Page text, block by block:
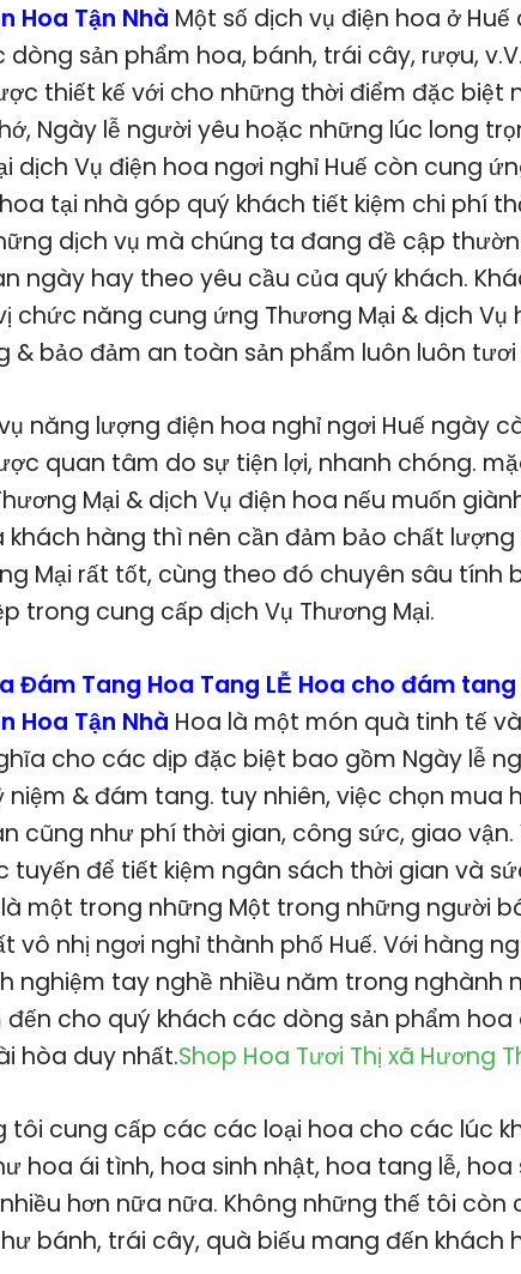
Hoa Tận Nhà Một số dịch vụ điện hoa ở
sản phẩm hoa, bánh, trái cây, rượu,
thiết kế với cho những thời điểm đặc biệt
Ngày lễ người yêu hoặc những lúc long
dịch Vụ điện hoa ngơi nghỉ Huế còn cung
tại nhà góp quý khách tiết kiệm chi phí
dịch vụ mà chúng ta đang đề cập
ngày hay theo yêu cầu của quý khách.
chức năng cung ứng Thương Mại & dịch
& bảo đảm an toàn sản phẩm luôn luôn tươi
năng lượng điện hoa nghỉ ngơi Huế ngày
quan tâm do sự tiện lợi, nhanh chóng.
Mại & dịch Vụ điện hoa nếu muốn
hàng thì nên cần đảm bảo chất
Mại rất tốt, cùng theo đó chuyên sâu tính
trong cung cấp dịch Vụ Thương Mại.
Đám Tang Hoa Tang LỄ Hoa cho đám
Hoa Tận Nhà Hoa là một món quà tinh tế
cho các dịp đặc biệt bao gồm Ngày lễ
niệm & đám tang. tuy nhiên, việc chọn mua
cũng như phí thời gian, công sức, giao vận.
tuyến để tiết kiệm ngân sách thời gian và
là một trong những Một trong những người
vô nhị ngơi nghỉ thành phố Huế. Với hàng
nghiệm tay nghề nhiều năm trong nghành
đến cho quý khách các dòng sản phẩm
hòa duy nhất.Shop Hoa Tươi Thị xã Hương
tôi cung cấp các các loại hoa cho các lúc
hoa ái tình, hoa sinh nhật, hoa tang lễ, hoa
hơn nữa nữa. Không những thế tôi còn
bánh, trái cây, quà biếu mang đến khách